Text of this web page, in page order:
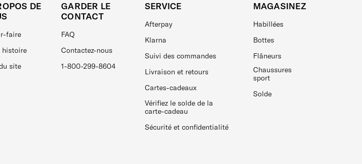
DE
faire
histoire
site
GARDER LE
CONTACT
FAQ
Contactez-nous
1-800-299-8604
SERVICE
Afterpay
Klarna
Suivi des commandes
Livraison et retours
Cartes-cadeaux
Vérifiez le solde de la
carte-cadeau
Sécurité et confidentialité
MAGASINEZ
Habillées
Bottes
Flâneurs
Chaussures
sport
Solde